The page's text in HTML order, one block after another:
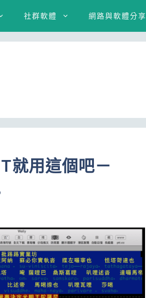
社群軟體 網路與軟體分享
就用這個吧－